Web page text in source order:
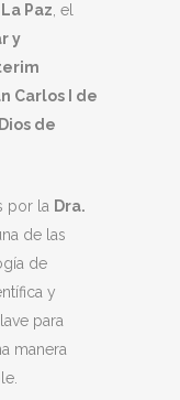
Paz , el
y
Carlos I de
de
por la Dra.
de las
de
y
para
manera